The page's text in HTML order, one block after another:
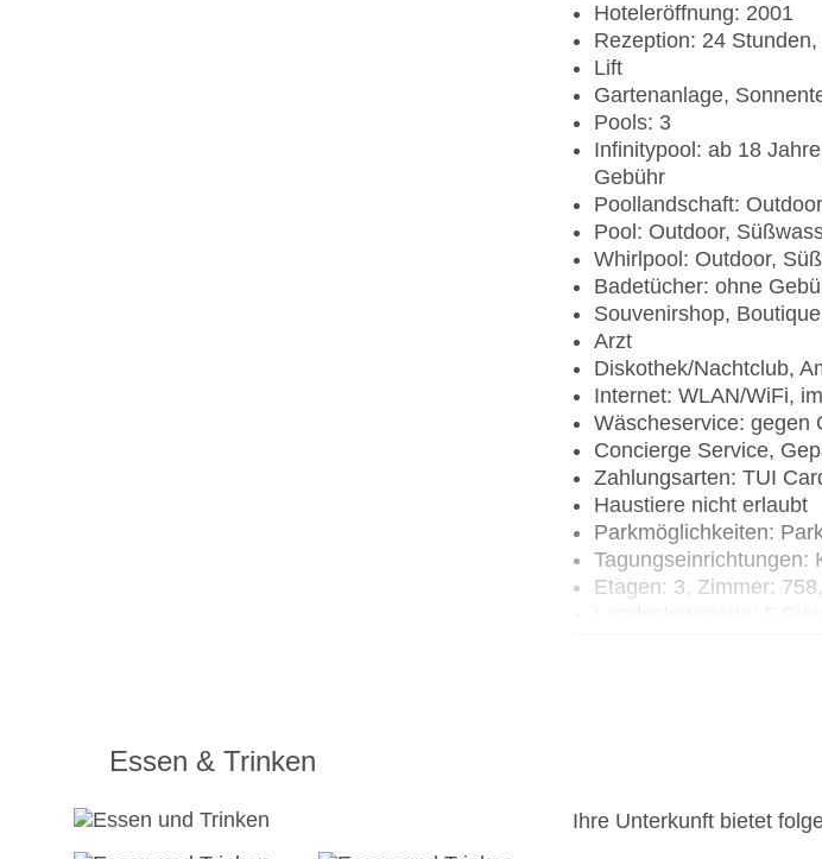
Hoteleröffnung: 2001
Rezeption: 24
Lift
Gartenanlage,
Pools: 3
Infinitypool: ab 18
Gebühr
Poollandschaft:
Pool: Outdoor,
Whirlpool: Outdoor,
Badetücher: ohne
Souvenirshop,
Arzt
Diskothek/Nachtclub,
Internet: WLAN/WiFi,
Wäscheservice: gegen
Concierge Service,
Zahlungsarten: TUI
Haustiere nicht erlaubt
Parkmöglichkeiten:
Tagungseinrichtungen:
Etagen: 3, Zimmer:
Essen & Trinken
Ihre Unterkunft bietet